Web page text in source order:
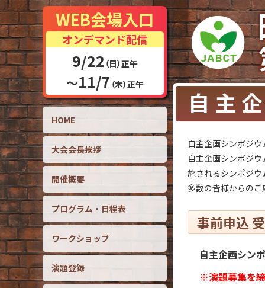
WEB会場入口
オンデマンド配信
9/22 （日）正午
～11/7 （木）正午
HOME
大会会長挨拶
開催概要
プログラム・日程表
ワークショップ
演題登録
自主
自主企画シンポジ
自主企画シンポジ
施されるシンポジ
多数の皆様からの
事前申込
自主企画シン
※演題募集を